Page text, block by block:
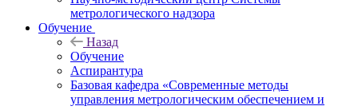
метрологического надзора
Обучение
Назад
Обучение
Аспирантура
Базовая кафедра «Современные методы
управления метрологическим обеспечением и